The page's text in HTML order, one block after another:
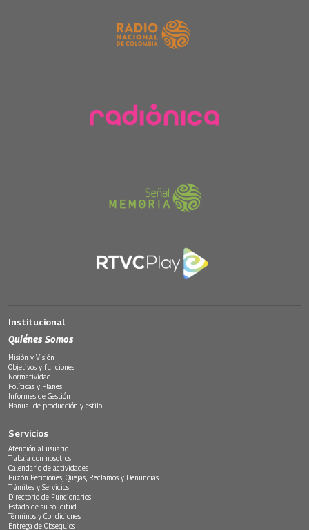
Institucional
Quiénes Somos
Misión y Visión
Objetivos y funciones
Normatividad
Políticas y Planes
Informes de Gestión
Manual de producción y estilo
Servicios
Atención al usuario
Trabaja con nosotros
Calendario de actividades
Buzón Peticiones, Quejas, Reclamos y Denuncias
Trámites y Servicios
Directorio de Funcionarios
Estado de su solicitud
Términos y Condiciones
Entrega de Obsequios